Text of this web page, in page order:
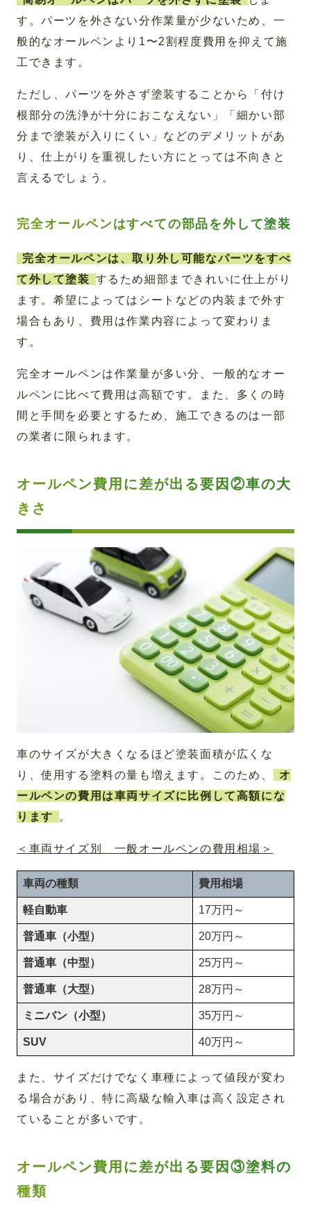
す。パーツを外さない分作業量が少ないため、一
般的なオールペンより1〜2割程度費用を抑えて施
工できます。
ただし、パーツを外さず塗装することから「付け
根部分の洗浄が十分におこなえない」「細かい部
分まで塗装が入りにくい」などのデメリットがあ
り、仕上がりを重視したい方にとっては不向きと
言えるでしょう。
完全オールペンはすべての部品を外して塗装
完全オールペンは、取り外し可能なパーツをすべ
て外して塗装 するため細部まできれいに仕上がり
ます。希望によってはシートなどの内装まで外す
場合もあり、費用は作業内容によって変わりま
す。
完全オールペンは作業量が多い分、一般的なオー
ルペンに比べて費用は高額です。また、多くの時
間と手間を必要とするため、施工できるのは一部
の業者に限られます。
オールペン費用に差が出る要因②車の大
きさ
車のサイズが大きくなるほど塗装面積が広くな
り、使用する塗料の量も増えます。このため、
オ
ールペンの費用は車両サイズに比例して高額にな
ります
。
＜車両サイズ別 一般オールペンの費用相場＞
車両の種類 費用相場
軽自動車 17万円～
普通車（小型） 20万円～
普通車（中型） 25万円～
普通車（大型） 28万円～
ミニバン（小型） 35万円～
SUV 40万円～
また、サイズだけでなく車種によって値段が変わ
る場合があり、特に高級な輸入車は高く設定され
ていることが多いです。
オールペン費用に差が出る要因③塗料の
種類